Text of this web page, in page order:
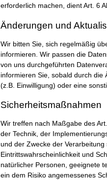
erforderlich machen, dient Art. 6
Änderungen und
Wir bitten Sie, sich regelmäßig
informieren. Wir passen die
von uns durchgeführten
informieren Sie, sobald durch die
(z.B. Einwilligung) oder eine
Sicherheitsmaßnahmen
Wir treffen nach Maßgabe des
der Technik, der
und der Zwecke der
Eintrittswahrscheinlichkeit und
natürlicher Personen, geeignete
ein dem Risiko angemessenes